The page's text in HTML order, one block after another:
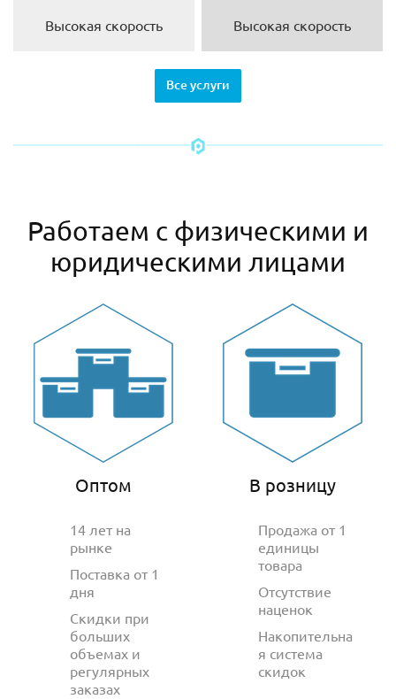
Высокая скорость
Высокая скорость
Все услуги
Работаем с физическими и
юридическими лицами
Оптом
14 лет на
рынке
Поставка от 1
дня
Скидки при
больших
объемах и
регулярных
заказах
В розницу
Продажа от 1
единицы
товара
Отсутствие
наценок
Накопительна
я система
скидок